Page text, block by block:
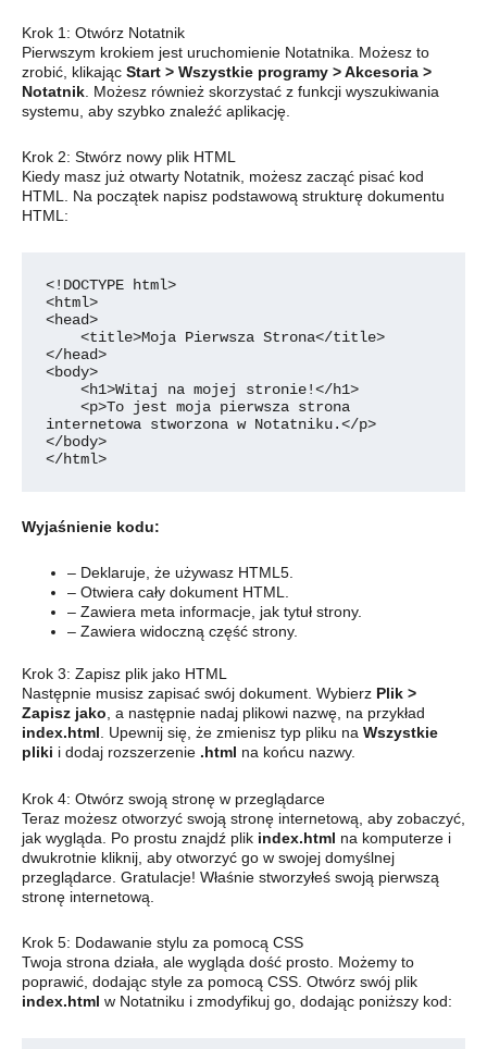
Krok 1: Otwórz Notatnik
Pierwszym krokiem jest uruchomienie Notatnika. Możesz to
zrobić, klikając Start > Wszystkie programy > Akcesoria >
Notatnik . Możesz również skorzystać z funkcji wyszukiwania
systemu, aby szybko znaleźć aplikację.
Krok 2: Stwórz nowy plik HTML
Kiedy masz już otwarty Notatnik, możesz zacząć pisać kod
HTML. Na początek napisz podstawową strukturę dokumentu
HTML:
<!DOCTYPE html>
<html>
<head>
    <title>Moja Pierwsza Strona</title>
</head>
<body>
    <h1>Witaj na mojej stronie!</h1>
    <p>To jest moja pierwsza strona
internetowa stworzona w Notatniku.</p>
</body>
</html>
Wyjaśnienie kodu:
– Deklaruje, że używasz HTML5.
– Otwiera cały dokument HTML.
– Zawiera meta informacje, jak tytuł strony.
– Zawiera widoczną część strony.
Krok 3: Zapisz plik jako HTML
Następnie musisz zapisać swój dokument. Wybierz Plik >
Zapisz jako, a następnie nadaj plikowi nazwę, na przykład
index.html. Upewnij się, że zmienisz typ pliku na Wszystkie
pliki i dodaj rozszerzenie .html na końcu nazwy.
Krok 4: Otwórz swoją stronę w przeglądarce
Teraz możesz otworzyć swoją stronę internetową, aby zobaczyć,
jak wygląda. Po prostu znajdź plik index.html na komputerze i
dwukrotnie kliknij, aby otworzyć go w swojej domyślnej
przeglądarce. Gratulacje! Właśnie stworzyłeś swoją pierwszą
stronę internetową.
Krok 5: Dodawanie stylu za pomocą CSS
Twoja strona działa, ale wygląda dość prosto. Możemy to
poprawić, dodając style za pomocą CSS. Otwórz swój plik
index.html w Notatniku i zmodyfikuj go, dodając poniższy kod: